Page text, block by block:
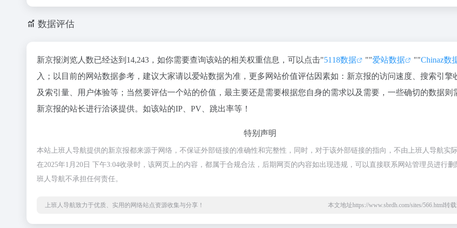
数据评估
新京报浏览人数已经达到14,243，如你需要查询该站的相关权重信息，可以点击"5118数据 ""爱站数据 ""Chinaz数
入；以目前的网站数据参考，建议大家请以爱站数据为准，更多网站价值评估因素如：新京报的访问速度、搜索引擎
及索引量、用户体验等；当然要评估一个站的价值，最主要还是需要根据您自身的需求以及需要，一些确切的数据则
新京报的站长进行洽谈提供。如该站的IP、PV、跳出率等！
特别声明
本站上班人导航提供的新京报都来源于网络，不保证外部链接的准确性和完整性，同时，对于该外部链接的指向，不由上班人导航实
在2025年1月20日 下午3:04收录时，该网页上的内容，都属于合规合法，后期网页的内容如出现违规，可以直接联系网站管理员进行删
班人导航不承担任何责任。
上班人导航致力于优质、实用的网络站点资源收集与分享！ 本文地址https://www.sbrdh.com/sites/566.html转